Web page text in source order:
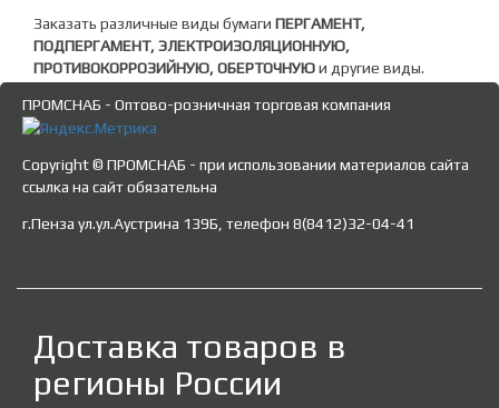
Заказать различные виды бумаги ПЕРГАМЕНТ,
ПОДПЕРГАМЕНТ, ЭЛЕКТРОИЗОЛЯЦИОННУЮ,
ПРОТИВОКОРРОЗИЙНУЮ, ОБЕРТОЧНУЮи другие виды.
ПРОМСНАБ - Оптово-розничная торговая компания
Copyright © ПРОМСНАБ - при использовании материалов сайта
ссылка на сайт обязательна
г.Пенза ул.ул.Аустрина 139Б, телефон 8(8412)32-04-41
Доставка товаров в
регионы России